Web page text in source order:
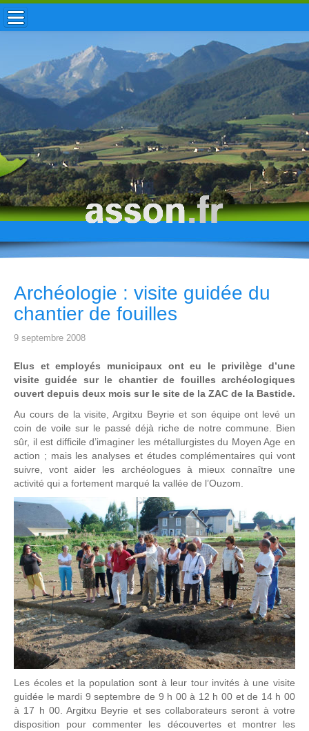
ACCUEIL / INFOS
MUNICIPALITÉ
VIE LOCALE
ENFANCE
TOURISME
HISTOIRE
Archéologie : visite guidée du
chantier de fouilles
9 septembre 2008
Elus et employés municipaux ont eu le privilège d’une
visite guidée sur le chantier de fouilles archéologiques
ouvert depuis deux mois sur le site de la ZAC de la Bastide.
Au cours de la visite, Argitxu Beyrie et son équipe ont levé un
coin de voile sur le passé déjà riche de notre commune. Bien
sûr, il est difficile d’imaginer les métallurgistes du Moyen Age en
action ; mais les analyses et études complémentaires qui vont
suivre, vont aider les archéologues à mieux connaître une
activité qui a fortement marqué la vallée de l’Ouzom.
Les écoles et la population sont à leur tour invités à une visite
guidée le mardi 9 septembre de 9 h 00 à 12 h 00 et de 14 h 00
à 17 h 00. Argitxu Beyrie et ses collaborateurs seront à votre
disposition pour commenter les découvertes et montrer les